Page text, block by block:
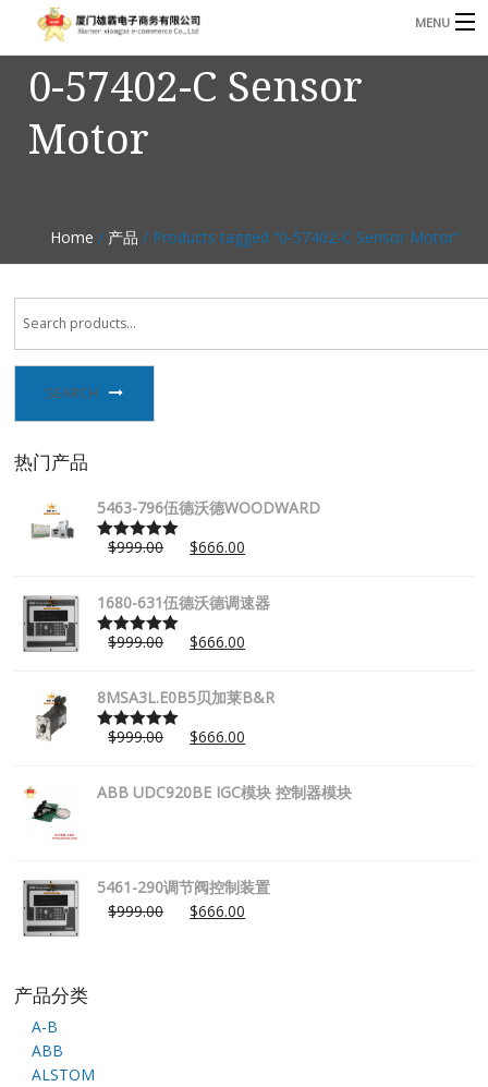
MENU
3221366881@qq.com Phone: +86 17750010683
首页
资讯
联系我们
0-57402-C Sensor
Motor
Home / 产品 / Products tagged “0-57402-C Sensor Motor”
SEARCH
热门产品
5463-796伍德沃德WOODWARD
Rated5.00
$999.00 $666.00
1680-631伍德沃德调速器
Rated5.00
$999.00 $666.00
8MSA3L.E0B5贝加莱B&R
Rated5.00
$999.00 $666.00
ABB UDC920BE IGC模块 控制器模块
5461-290调节阀控制装置
$999.00 $666.00
产品分类
A-B
ABB
ALSTOM